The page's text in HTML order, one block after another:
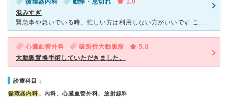
循環器内科 動悸・息切れ
1.0
混みすぎ
緊急事や急いでいる時、忙しい方は利用しない方がいいです こちらの都合は全く聞いてもらえません 検査に5〜6時間かかり、診察は1分あるかないか更に全て終わってから会計までも1時間はかかります 最初
心臓血管外科 破裂性大動脈瘤
5.0
大動脈置換手術していただきました。
診療科目：
循環器内科 、内科、心臓血管外科、放射線科